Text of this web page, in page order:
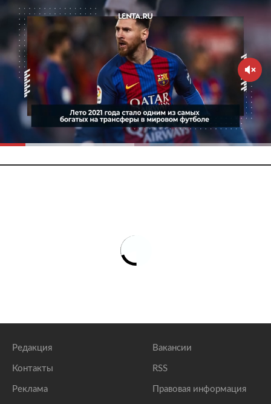
Редакция
Контакты
Реклама
Вакансии
RSS
Правовая информация